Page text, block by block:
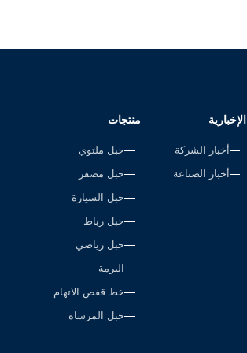
منتجات
حبل ملتوي
حبل مضفر
حبل السيارة
حبل رباط
حبل رياضي
البرمة
خط قفص الاتهام
حبل المرساة
الإخبارية
أخبار الشركة
أخبار الصناعة